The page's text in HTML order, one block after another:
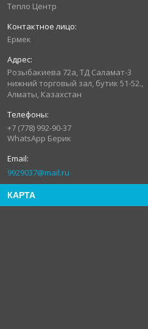
Тепло Центр
Ермек
Розыбакиева 72а, ТД Саламат-3
нижний торговый зал, бутик 51-52.,
Алматы, Казахстан
+7 (778) 992-90-37
WhatsApp Берик
9929037@mail.ru
КАРТА